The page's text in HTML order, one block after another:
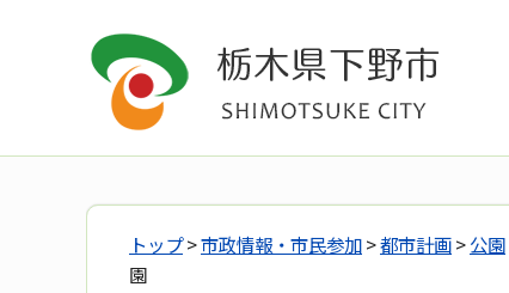
トップ>市政情報・市民参加>都市計画>公園
園